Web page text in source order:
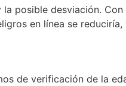
posible desviación.
en línea se
de verificación de la